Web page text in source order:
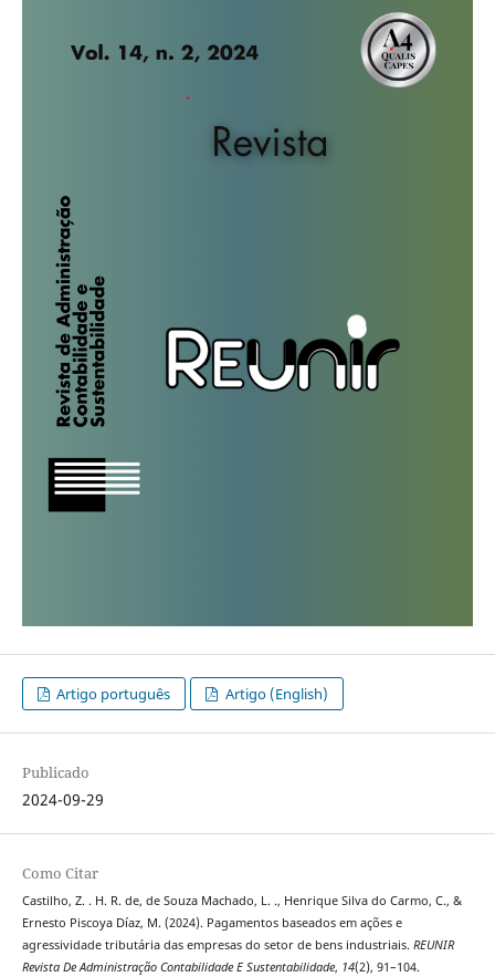
Artigo português Artigo (English)
Publicado
2024-09-29
Como Citar
Castilho, Z. . H. R. de, de Souza Machado, L. ., Henrique Silva do Carmo, C., &
Ernesto Piscoya Díaz, M. (2024). Pagamentos baseados em ações e
agressividade tributária das empresas do setor de bens industriais. REUNIR
Revista De Administração Contabilidade E Sustentabilidade, 14(2), 91–104.